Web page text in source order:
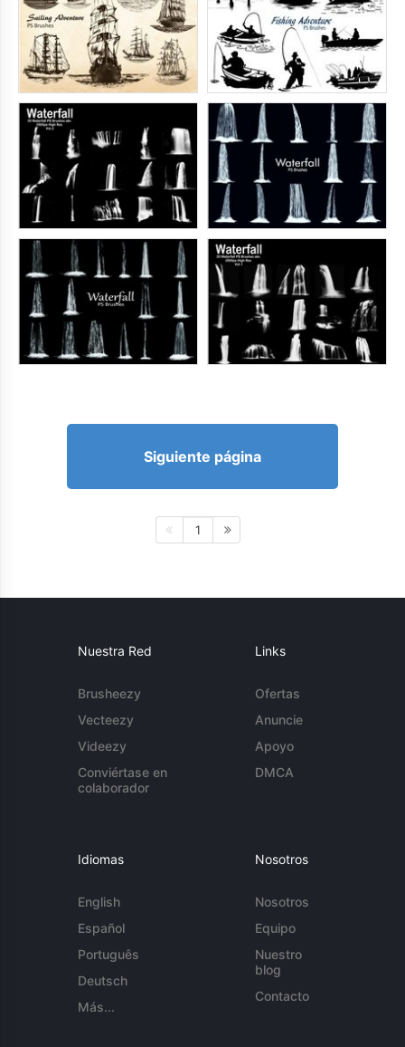
Siguiente página
1
Nuestra Red
Brusheezy
Vecteezy
Videezy
Conviértase en
colaborador
Links
Ofertas
Anuncie
Apoyo
DMCA
Idiomas
English
Español
Português
Deutsch
Más...
Nosotros
Nosotros
Equipo
Nuestro
blog
Contacto